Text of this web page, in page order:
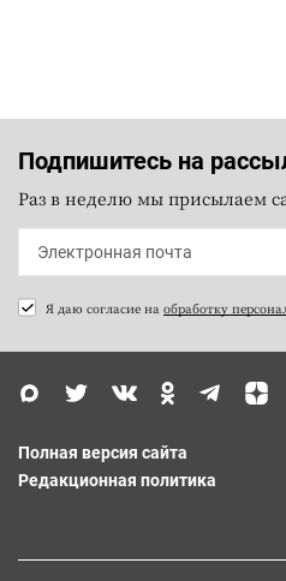
Подпишитесь на
Раз в неделю мы присылаем
Я даю согласие на обработку
Полная версия сайта
Редакционная политика